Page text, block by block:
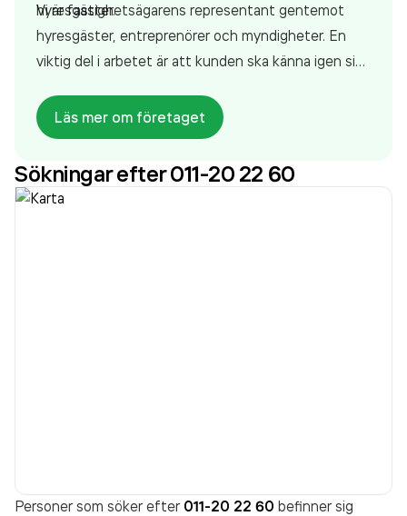
hyresgäster.
Vi är fastighetsägarens representant gentemot
hyresgäster, entreprenörer och myndigheter. En
viktig del i arbetet är att kunden ska känna igen sin
att kontakta oss för mer information!
Läs mer om företaget
Sökningar efter 011-20 22 60
Personer som söker efter 011-20 22 60 befinner sig